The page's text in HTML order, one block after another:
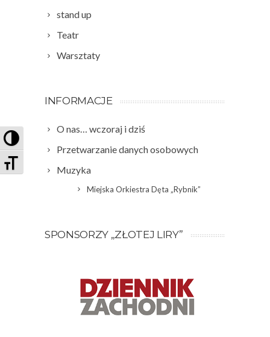
PRZEŁĄCZ WYSOKI KONTRAST
ZMIEŃ ROZMIAR CZCIONEK
stand up
Teatr
Warsztaty
INFORMACJE
O nas… wczoraj i dziś
Przetwarzanie danych osobowych
Muzyka
Miejska Orkiestra Dęta „Rybnik”
SPONSORZY „ZŁOTEJ LIRY”